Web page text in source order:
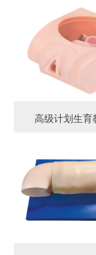
高级计划生育